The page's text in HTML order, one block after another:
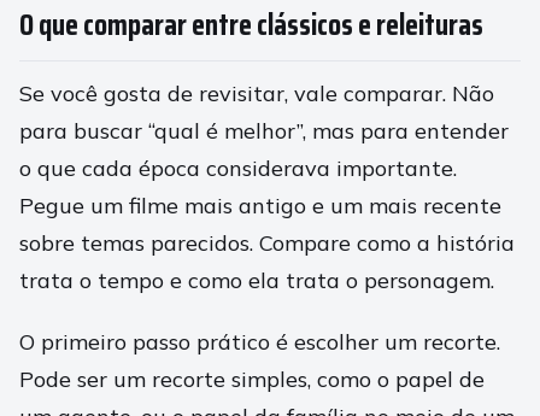
O que comparar entre clássicos e releituras
Se você gosta de revisitar, vale comparar. Não
para buscar “qual é melhor”, mas para entender
o que cada época considerava importante.
Pegue um filme mais antigo e um mais recente
sobre temas parecidos. Compare como a história
trata o tempo e como ela trata o personagem.
O primeiro passo prático é escolher um recorte.
Pode ser um recorte simples, como o papel de